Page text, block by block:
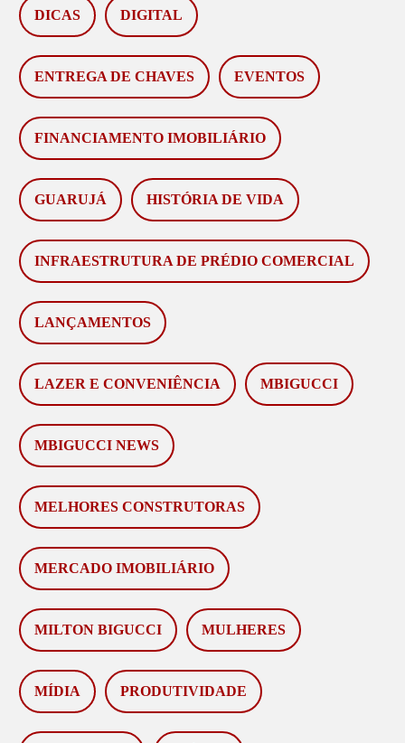
DICAS DIGITAL
ENTREGA DE CHAVES EVENTOS
FINANCIAMENTO IMOBILIÁRIO
GUARUJÁ HISTÓRIA DE VIDA
INFRAESTRUTURA DE PRÉDIO COMERCIAL
LANÇAMENTOS
LAZER E CONVENIÊNCIA MBIGUCCI
MBIGUCCI NEWS
MELHORES CONSTRUTORAS
MERCADO IMOBILIÁRIO
MILTON BIGUCCI MULHERES
MÍDIA PRODUTIVIDADE